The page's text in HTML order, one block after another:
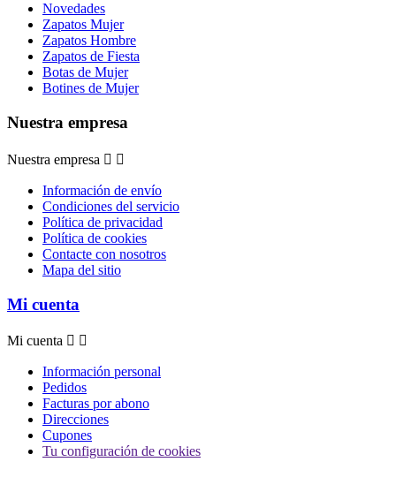
Novedades
Zapatos Mujer
Zapatos Hombre
Zapatos de Fiesta
Botas de Mujer
Botines de Mujer
Nuestra empresa
Nuestra empresa  
Información de envío
Condiciones del servicio
Política de privacidad
Política de cookies
Contacte con nosotros
Mapa del sitio
Mi cuenta
Mi cuenta  
Información personal
Pedidos
Facturas por abono
Direcciones
Cupones
Tu configuración de cookies